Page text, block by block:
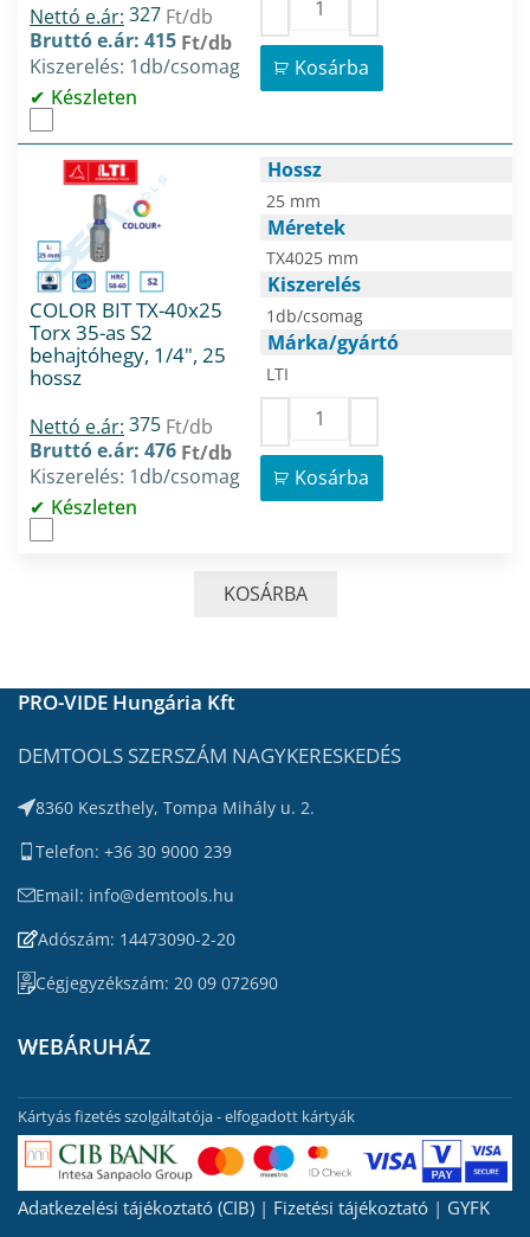
Nettó e.ár: 327 Ft/db
Bruttó e.ár: 415 Ft/db
Kiszerelés: 1db/csomag
Készleten
Kosárba
COLOR BIT TX-40x25
Torx 35-as S2
behajtóhegy, 1/4", 25
hossz
Nettó e.ár: 375 Ft/db
Bruttó e.ár: 476 Ft/db
Kiszerelés: 1db/csomag
Készleten
Hossz
25 mm
Méretek
TX4025 mm
Kiszerelés
1db/csomag
Márka/gyártó
LTI
Kosárba
KOSÁRBA
PRO-VIDE Hungária Kft
DEMTOOLS SZERSZÁM NAGYKERESKEDÉS
8360 Keszthely, Tompa Mihály u. 2.
Telefon: +36 30 9000 239
Email: info@demtools.hu
Adószám: 14473090-2-20
Cégjegyzékszám: 20 09 072690
WEBÁRUHÁZ
Kártyás fizetés szolgáltatója - elfogadott kártyák
Adatkezelési tájékoztató (CIB) | Fizetési tájékoztató | GYFK